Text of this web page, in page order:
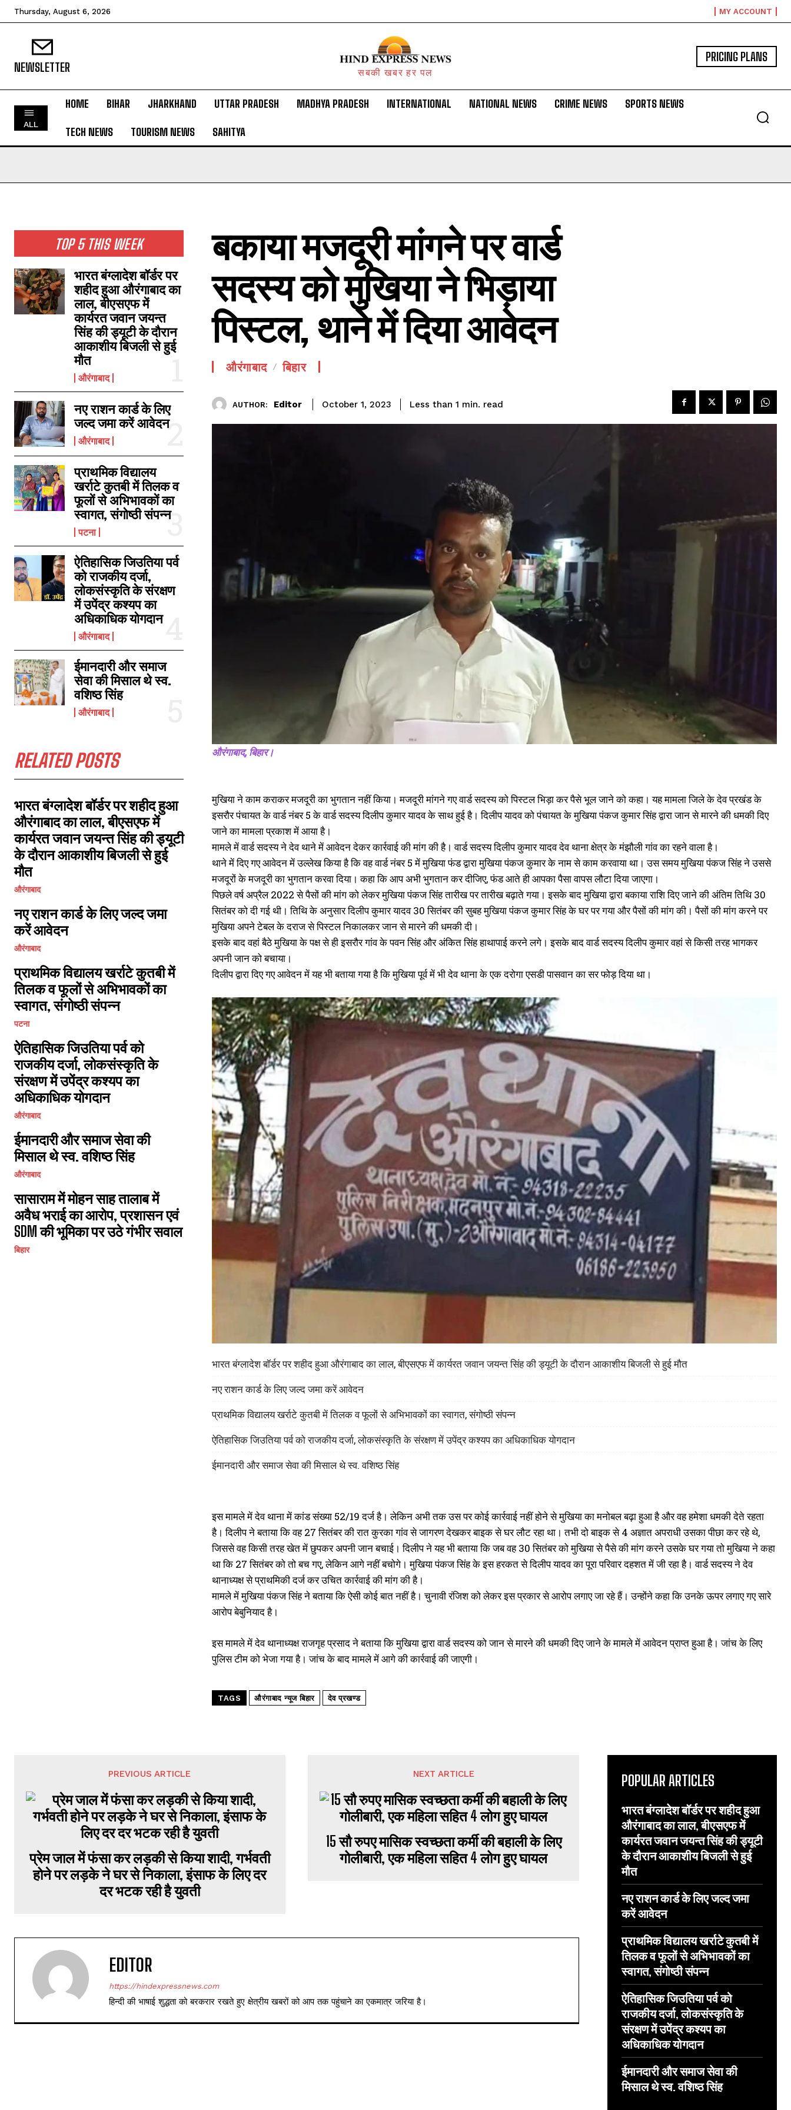
I WANT IN
I've read and accept thePrivacy Policy
BIHAR
NATIONAL NEWS
CRIME NEWS
SPORTS NEWS
TECH NEWS
TOURISM NEWS
दाउदनगर में नामांकन शुरू, पहले दिन प्रखण्ड कार्यालय में 404, अनुमंडल कार्यालय में
हुए 2 का नामांकन
September 30, 2021
पैक्स चुनाव बिहार : नबीनगर के अंकोरहा से आगे हैं कमलेश मेहता!
November 24, 2024
In "औरंगाबाद"
पिपरा ग्राम स्थित ऐतिहासिक अष्टभुजी माता मंदिर को मिलेगा राजकीय दर्जा, अष्टभुजी
महोत्सव में विधायक ने की घोषणा
May 13, 2025
In "औरंगाबाद"
Thursday, August 6, 2026 MY ACCOUNT
NEWSLETTER सबकी खबर हर पल
PRICING PLANS
ALL
HOME BIHAR JHARKHAND UTTAR PRADESH MADHYA PRADESH INTERNATIONAL NATIONAL NEWS CRIME NEWS SPORTS NEWS
TECH NEWS TOURISM NEWS SAHITYA
TOP 5 THIS WEEK
भारत बंग्लादेश बॉर्डर पर
शहीद हुआ औरंगाबाद का
लाल, बीएसएफ में
कार्यरत जवान जयन्त
सिंह की ड्यूटी के दौरान
आकाशीय बिजली से हुई
मौत
औरंगाबाद
नए राशन कार्ड के लिए
जल्द जमा करें आवेदन
औरंगाबाद
प्राथमिक विद्यालय
खर्राटे कुतबी में तिलक व
फूलों से अभिभावकों का
स्वागत, संगोष्ठी संपन्न
पटना
ऐतिहासिक जिउतिया पर्व
को राजकीय दर्जा,
लोकसंस्कृति के संरक्षण
में उपेंद्र कश्यप का
अधिकाधिक योगदान
औरंगाबाद
ईमानदारी और समाज
सेवा की मिसाल थे स्व.
वशिष्ठ सिंह
औरंगाबाद
RELATED POSTS
भारत बंग्लादेश बॉर्डर पर शहीद हुआ
औरंगाबाद का लाल, बीएसएफ में
कार्यरत जवान जयन्त सिंह की ड्यूटी
के दौरान आकाशीय बिजली से हुई
मौत
औरंगाबाद
नए राशन कार्ड के लिए जल्द जमा
करें आवेदन
औरंगाबाद
प्राथमिक विद्यालय खर्राटे कुतबी में
तिलक व फूलों से अभिभावकों का
स्वागत, संगोष्ठी संपन्न
पटना
ऐतिहासिक जिउतिया पर्व को
राजकीय दर्जा, लोकसंस्कृति के
संरक्षण में उपेंद्र कश्यप का
अधिकाधिक योगदान
औरंगाबाद
ईमानदारी और समाज सेवा की
मिसाल थे स्व. वशिष्ठ सिंह
औरंगाबाद
सासाराम में मोहन साह तालाब में
अवैध भराई का आरोप, प्रशासन एवं
SDM की भूमिका पर उठे गंभीर सवाल
बिहार
बकाया मजदूरी मांगने पर वार्ड
सदस्य को मुखिया ने भिड़ाया
पिस्टल, थाने में दिया आवेदन
औरंगाबाद बिहार
AUTHOR: Editor October 1, 2023 Less than 1 min. read
औरंगाबाद, बिहार।
मुखिया ने काम कराकर मजदूरी का भुगतान नहीं किया। मजदूरी मांगने गए वार्ड सदस्य को पिस्टल भिड़ा कर पैसे भूल जाने को कहा। यह मामला जिले के देव प्रखंड के
इसरौर पंचायत के वार्ड नंबर 5 के वार्ड सदस्य दिलीप कुमार यादव के साथ हुई है। दिलीप यादव को पंचायत के मुखिया पंकज कुमार सिंह द्वारा जान से मारने की धमकी दिए
जाने का मामला प्रकाश में आया है।
मामले में वार्ड सदस्य ने देव थाने में आवेदन देकर कार्रवाई की मांग की है। वार्ड सदस्य दिलीप कुमार यादव देव थाना क्षेत्र के मंझौली गांव का रहने वाला है।
थाने में दिए गए आवेदन में उल्लेख किया है कि वह वार्ड नंबर 5 में मुखिया फंड द्वारा मुखिया पंकज कुमार के नाम से काम करवाया था। उस समय मुखिया पंकज सिंह ने उससे
मजदूरों के मजदूरी का भुगतान करवा दिया। कहा कि आप अभी भुगतान कर दीजिए, फंड आते ही आपका पैसा वापस लौटा दिया जाएगा।
पिछले वर्ष अप्रैल 2022 से पैसों की मांग को लेकर मुखिया पंकज सिंह तारीख पर तारीख बढ़ाते गया। इसके बाद मुखिया द्वारा बकाया राशि दिए जाने की अंतिम तिथि 30
सितंबर को दी गई थी। तिथि के अनुसार दिलीप कुमार यादव 30 सितंबर की सुबह मुखिया पंकज कुमार सिंह के घर पर गया और पैसों की मांग की। पैसों की मांग करने पर
मुखिया अपने टेबल के दराज से पिस्टल निकालकर जान से मारने की धमकी दी।
इसके बाद वहां बैठे मुखिया के पक्ष से ही इसरौर गांव के पवन सिंह और अंकित सिंह हाथापाई करने लगे। इसके बाद वार्ड सदस्य दिलीप कुमार वहां से किसी तरह भागकर
अपनी जान को बचाया।
दिलीप द्वारा दिए गए आवेदन में यह भी बताया गया है कि मुखिया पूर्व में भी देव थाना के एक दरोगा एसडी पासवान का सर फोड़ दिया था।
भारत बंग्लादेश बॉर्डर पर शहीद हुआ औरंगाबाद का लाल, बीएसएफ में कार्यरत जवान जयन्त सिंह की ड्यूटी के दौरान आकाशीय बिजली से हुई मौत
नए राशन कार्ड के लिए जल्द जमा करें आवेदन
प्राथमिक विद्यालय खर्राटे कुतबी में तिलक व फूलों से अभिभावकों का स्वागत, संगोष्ठी संपन्न
ऐतिहासिक जिउतिया पर्व को राजकीय दर्जा, लोकसंस्कृति के संरक्षण में उपेंद्र कश्यप का अधिकाधिक योगदान
ईमानदारी और समाज सेवा की मिसाल थे स्व. वशिष्ठ सिंह
इस मामले में देव थाना में कांड संख्या 52/19 दर्ज है। लेकिन अभी तक उस पर कोई कार्रवाई नहीं होने से मुखिया का मनोबल बढ़ा हुआ है और वह हमेशा धमकी देते रहता
है। दिलीप ने बताया कि वह 27 सितंबर की रात कुरका गांव से जागरण देखकर बाइक से घर लौट रहा था। तभी दो बाइक से 4 अज्ञात अपराधी उसका पीछा कर रहे थे,
जिससे वह किसी तरह खेत में छुपकर अपनी जान बचाई। दिलीप ने यह भी बताया कि जब वह 30 सितंबर को मुखिया से पैसे की मांग करने उसके घर गया तो मुखिया ने कहा
था कि 27 सितंबर को तो बच गए, लेकिन आगे नहीं बचोगे। मुखिया पंकज सिंह के इस हरकत से दिलीप यादव का पूरा परिवार दहशत में जी रहा है। वार्ड सदस्य ने देव
थानाध्यक्ष से प्राथमिकी दर्ज कर उचित कार्रवाई की मांग की है।
मामले में मुखिया पंकज सिंह ने बताया कि ऐसी कोई बात नहीं है। चुनावी रंजिश को लेकर इस प्रकार से आरोप लगाए जा रहे हैं। उन्होंने कहा कि उनके ऊपर लगाए गए सारे
आरोप बेबुनियाद है।
इस मामले में देव थानाध्यक्ष राजगृह प्रसाद ने बताया कि मुखिया द्वारा वार्ड सदस्य को जान से मारने की धमकी दिए जाने के मामले में आवेदन प्राप्त हुआ है। जांच के लिए
पुलिस टीम को भेजा गया है। जांच के बाद मामले में आगे की कार्रवाई की जाएगी।
TAGS औरंगाबाद न्यूज बिहार देव प्रखण्ड
PREVIOUS ARTICLE
प्रेम जाल में फंसा कर लड़की से किया शादी, गर्भवती
होने पर लड़के ने घर से निकाला, इंसाफ के लिए दर
दर भटक रही है युवती
NEXT ARTICLE
15 सौ रुपए मासिक स्वच्छता कर्मी की बहाली के लिए
गोलीबारी, एक महिला सहित 4 लोग हुए घायल
EDITOR
https://hindexpressnews.com
हिन्दी की भाषाई शुद्धता को बरकरार रखते हुए क्षेत्रीय खबरों को आप तक पहुंचाने का एकमात्र जरिया है।
POPULAR ARTICLES
भारत बंग्लादेश बॉर्डर पर शहीद हुआ
औरंगाबाद का लाल, बीएसएफ में
कार्यरत जवान जयन्त सिंह की ड्यूटी
के दौरान आकाशीय बिजली से हुई
मौत
नए राशन कार्ड के लिए जल्द जमा
करें आवेदन
प्राथमिक विद्यालय खर्राटे कुतबी में
तिलक व फूलों से अभिभावकों का
स्वागत, संगोष्ठी संपन्न
ऐतिहासिक जिउतिया पर्व को
राजकीय दर्जा, लोकसंस्कृति के
संरक्षण में उपेंद्र कश्यप का
अधिकाधिक योगदान
ईमानदारी और समाज सेवा की
मिसाल थे स्व. वशिष्ठ सिंह